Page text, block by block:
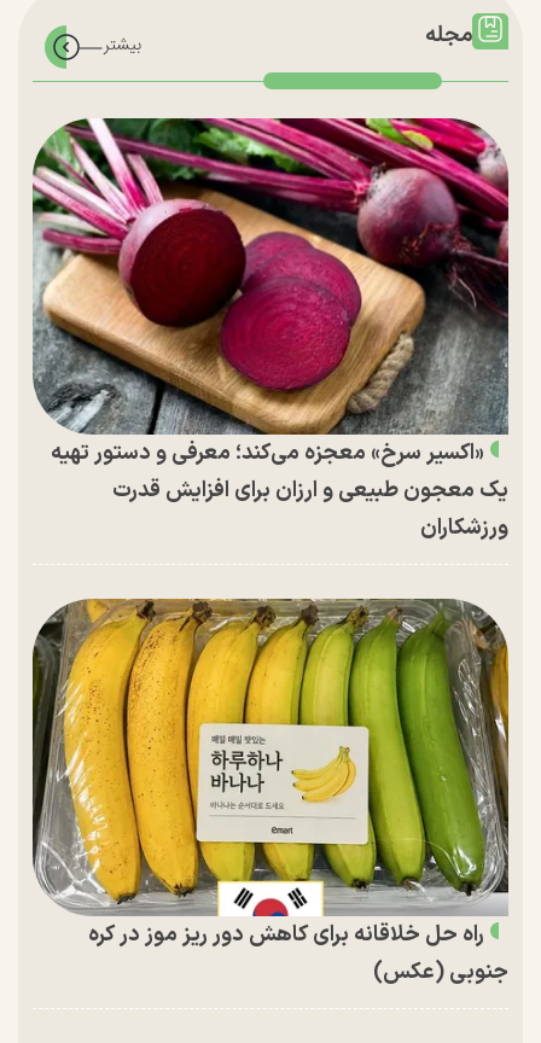
مجله
«اکسیر سرخ» معجزه می‌کند؛ معرفی و دستور تهیه
یک معجون طبیعی و ارزان برای افزایش قدرت
ورزشکاران
راه حل خلاقانه برای کاهش دور ریز موز در کره
جنوبی (عکس)